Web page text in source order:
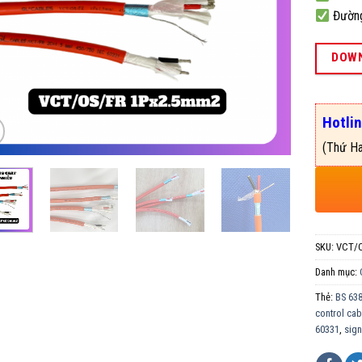
(Thứ
SKU: VCT/
Danh mục:
Thẻ: BS
control
60331